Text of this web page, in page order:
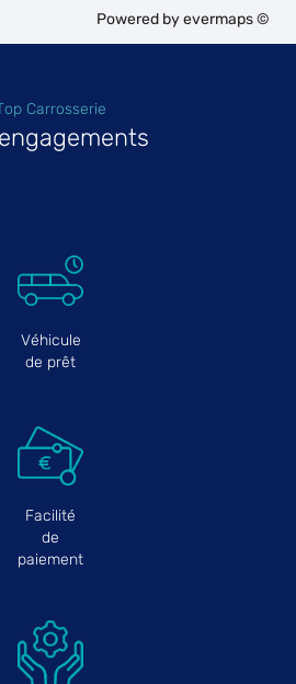
Powered byevermaps ©
Carrosserie
Véhicule
de prêt
Facilité
de
paiement